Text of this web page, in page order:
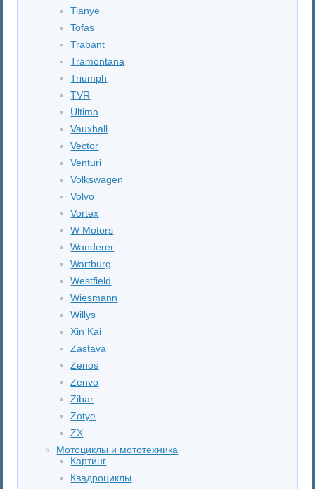
Tianye
Tofas
Trabant
Tramontana
Triumph
TVR
Ultima
Vauxhall
Vector
Venturi
Volkswagen
Volvo
Vortex
W Motors
Wanderer
Wartburg
Westfield
Wiesmann
Willys
Xin Kai
Zastava
Zenos
Zenvo
Zibar
Zotye
ZX
Мотоциклы и мототехника
Картинг
Квадроциклы